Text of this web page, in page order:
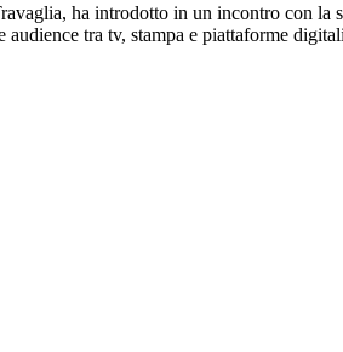
ha introdotto in un incontro con la
tra tv, stampa e piattaforme